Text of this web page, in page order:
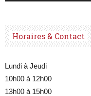
Horaires & Contact
Lundi à Jeudi
10h00 à 12h00
13h00 à 15h00